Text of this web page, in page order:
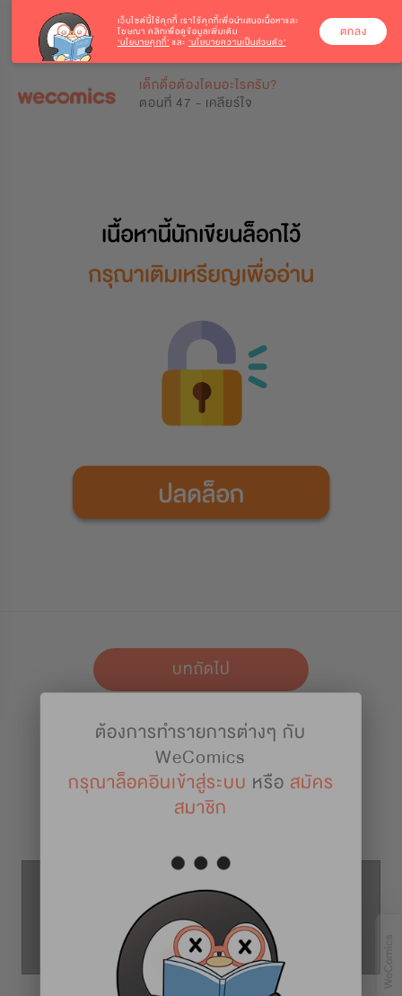
เด็กดื้อต้องโดนอะไรครับ?
ตอนที่ 47 - เคลียร์ใจ
บทถัดไป
เก็บไว้อ่าน
รายละเอียดการ์ตูน
ตอนที่ 47
ต้องการทำรายการต่างๆ กับ
WeComics
กรุณาล็อคอินเข้าสู่ระบบ หรือ สมัคร
สมาชิก
เว็บไซต์นี้ใช้คุกกี้ เราใช้คุกกี้เพื่อนำเสนอเนื้อหาและ
โฆษณา คลิกเพื่อดูข้อมูลเพิ่มเติม
‘นโยบายคุกกี้’ และ ‘นโยบายความเป็นส่วนตัว’
ตกลง